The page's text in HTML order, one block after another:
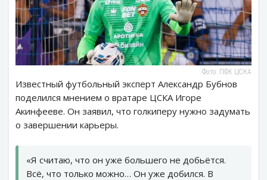
Фото: ПФК ЦСКА
Известный футбольный эксперт Александр Бубнов
поделился мнением о вратаре ЦСКА Игоре
Акинфееве. Он заявил, что голкиперу нужно задумать
о завершении карьеры.
«Я считаю, что он уже большего не добьётся.
Всё, что только можно… Он уже добился. В